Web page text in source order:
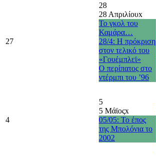
27
28
28 Απριλίουx
Το γκολ του
Καμάρα…
28/4: Η πρόκριση
στον τελικό του
«Γουέμπλεϊ»
O περίπατος στο
ντέρμπι του ’96
4
5
5 Μάϊοςx
05/05: Το έπος
της Μπολόνια το
2002